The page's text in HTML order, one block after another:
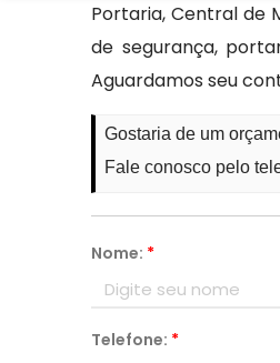
Portaria, Central de
de segurança,
Aguardamos seu
Gostaria de um
Fale conosco pelo
Nome: *
Telefone: *